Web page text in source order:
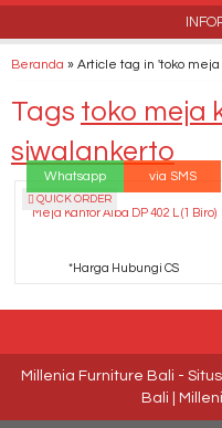
Beranda » Article tag in 'toko
Tags toko meja
siwalankerto
QUICK ORDER
Whatsapp via SMS
Meja Kantor Alba DP 402 L (1 Biro)
*Harga Hubungi CS
Millenia Furniture Bali -
Bali |